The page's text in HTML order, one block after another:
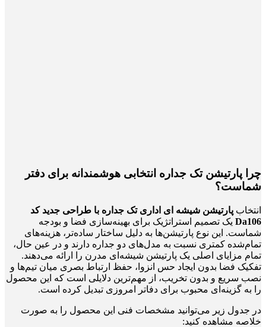
چرا پارتیشن تک جداره انتخابی هوشمندانه برای دفتر
شماست؟
انتخاب پارتیشن شیشه ای اداری تک جداره با طراحی جدید کد
Da106 یک تصمیم استراتژیک برای بهینه‌سازی فضا و بودجه
شماست. این نوع پارتیشن‌ها به دلیل ساختار ساده‌تر، هزینه‌های
تمام‌شده کمتری نسبت به مدل‌های دو جداره دارند و در عین حال،
تمام مزایای اصلی یک پارتیشن شیشه‌ای مدرن را ارائه می‌دهند.
تفکیک فضا بدون ایجاد حس انزوا، حفظ ارتباط بصری میان تیم‌ها و
نصب سریع و بدون تخریب، از مهم‌ترین دلایلی است که این محصول
را به گزینه‌ای محبوب برای دفاتر امروزی تبدیل کرده است.
در جدول زیر می‌توانید مشخصات فنی این محصول را به صورت
خلاصه مشاهده کنید: